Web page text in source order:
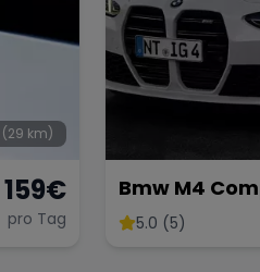
(29 km)
159€
pro Tag
Bmw M4
5.0 (5)